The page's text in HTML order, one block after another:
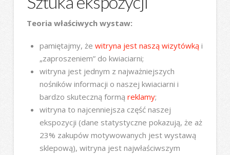
Teoria właściwych wystaw:
pamiętajmy, że witryna jest naszą wizytówkąi
„zaproszeniem” do kwiaciarni;
witryna jest jednym z najważniejszych
nośników informacji o naszej kwiaciarni i
bardzo skuteczną formą reklamy;
witryna to najcenniejsza część naszej
ekspozycji (dane statystyczne pokazują, że aż
23% zakupów motywowanych jest wystawą
sklepową), witryna jest najwłaściwszym